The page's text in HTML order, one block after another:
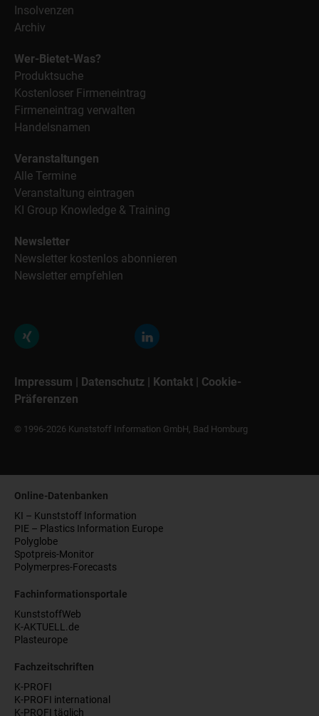
Insolvenzen
Archiv
Wer-Bietet-Was?
Produktsuche
Kostenloser Firmeneintrag
Firmeneintrag verwalten
Handelsnamen
Veranstaltungen
Alle Termine
Veranstaltung eintragen
KI Group Knowledge & Training
Newsletter
Newsletter kostenlos abonnieren
Newsletter empfehlen
Impressum | Datenschutz | Kontakt | Cookie-
Präferenzen
© 1996-2026 Kunststoff Information GmbH, Bad Homburg
Online-Datenbanken
KI – Kunststoff Information
PIE – Plastics Information Europe
Polyglobe
Spotpreis-Monitor
Polymerpres-Forecasts
Fachinformationsportale
KunststoffWeb
K-AKTUELL.de
Plasteurope
Fachzeitschriften
K-PROFI
K-PROFI international
K-PROFI täglich